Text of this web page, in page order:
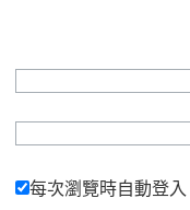
每次瀏覽時自動登入